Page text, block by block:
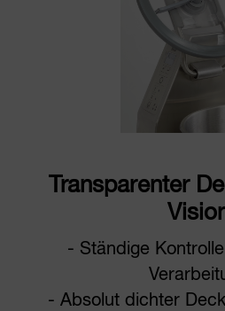
Transparenter
- Ständige
- Absolut dichter